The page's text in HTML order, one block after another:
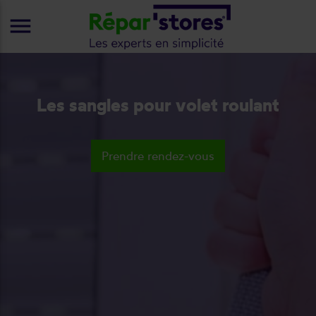
Les sangles pour volet roulant
Prendre rendez-vous
menu